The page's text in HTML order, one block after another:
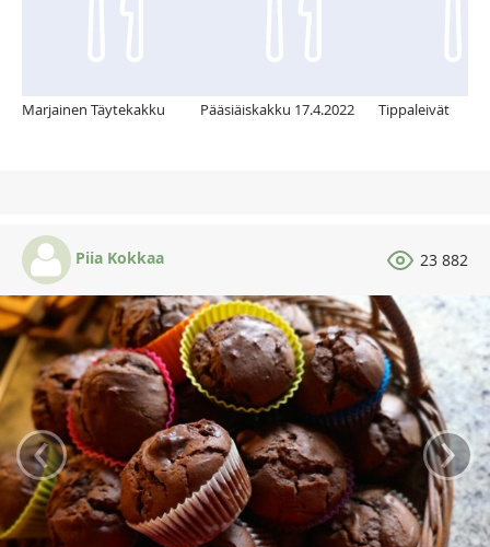
Marjainen Täytekakku Pääsiäiskakku 17.4.2022 Tippaleivät
Piia Kokkaa 23 882
‹ ›